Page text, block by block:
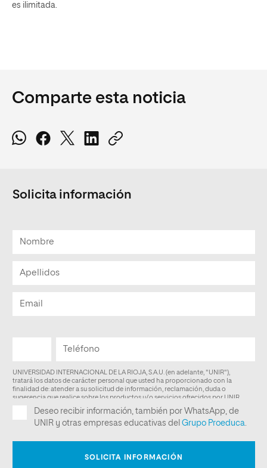
es ilimitada.
Comparte esta noticia
Solicita información